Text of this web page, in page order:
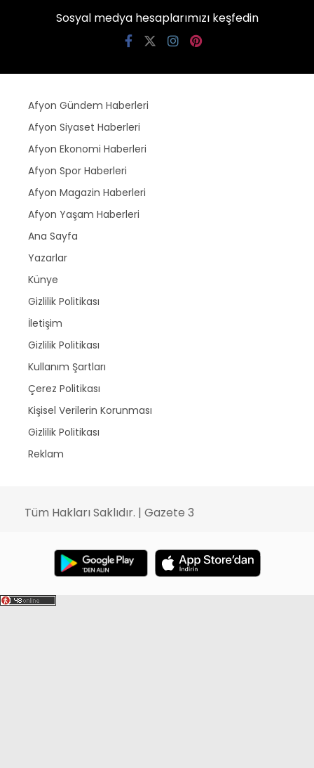
Sosyal medya hesaplarımızı keşfedin
Afyon Gündem Haberleri
Afyon Siyaset Haberleri
Afyon Ekonomi Haberleri
Afyon Spor Haberleri
Afyon Magazin Haberleri
Afyon Yaşam Haberleri
Ana Sayfa
Yazarlar
Künye
Gizlilik Politikası
İletişim
Gizlilik Politikası
Kullanım Şartları
Çerez Politikası
Kişisel Verilerin Korunması
Gizlilik Politikası
Reklam
Tüm Hakları Saklıdır. | Gazete 3